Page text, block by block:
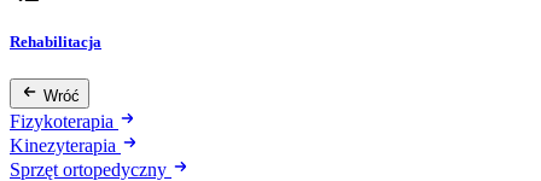
Rehabilitacja
Wróć
Fizykoterapia
Kinezyterapia
Sprzęt ortopedyczny